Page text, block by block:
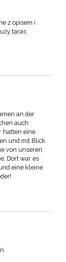
z opisem i
taras
an der
auch
hatten eine
und mit Blick
von unseren
Dort war es
eine kleine